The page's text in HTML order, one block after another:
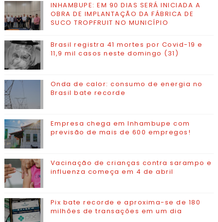
INHAMBUPE: EM 90 DIAS SERÁ INICIADA A
OBRA DE IMPLANTAÇÃO DA FÁBRICA DE
SUCO TROPFRUIT NO MUNICÍPIO
Brasil registra 41 mortes por Covid-19 e
11,9 mil casos neste domingo (31)
Onda de calor: consumo de energia no
Brasil bate recorde
Empresa chega em Inhambupe com
previsão de mais de 600 empregos!
Vacinação de crianças contra sarampo e
influenza começa em 4 de abril
Pix bate recorde e aproxima-se de 180
milhões de transações em um dia